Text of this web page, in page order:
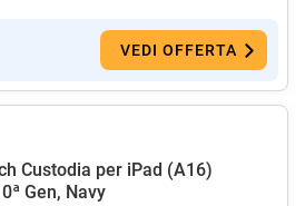
VEDI OFFERTA
Custodia per iPad (A16)
Gen, Navy